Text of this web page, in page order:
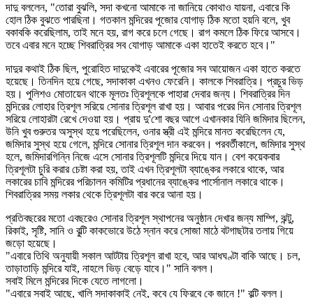
দাদু বললেন, "তোরা বুঝলি, সদা কখনো আমাকে না জানিয়ে কোথাও যায়না, এবারে কি
হোল ঠিক বুঝতে পারছিনা। গতকাল মন্দিরের পূজোর যোগাড় ঠিক মতো হয়নি বলে, খুব
বকাবকি করেছিলাম, তাই মনে হয়, রাগ করে চলে গেছে। রাগ কমলে ঠিক ফিরে আসবে।
তবে এবার মনে হচ্ছে শিবরাত্রির সব যোগাড় আমাকে একা হাতেই করতে হবে।"
দাদুর কথাই ঠিক ছিল, পুরোহিত দাদুকেই এবারের পূজোর সব আয়োজন একা হাতে করতে
হয়েছে। তিনদিন হয়ে গেছে, সদাকাকা এখনও ফেরেনি। কালকে শিবরাত্রি। প্রচুর ভিড়
হয়। পুলিশও মোতায়েন থাকে মূলতঃ ত্রিশূলকে পাহারা দেবার জন্য। শিবরাত্রির দিন
মন্দিরের লোহার ত্রিশূল সরিয়ে সোনার ত্রিশূল রাখা হয়। আবার পরের দিন সোনার ত্রিশূল
সরিয়ে লোহারটা রেখে দেওয়া হয়। প্রায় দু'শো বছর আগে এখানকার যিনি জমিদার ছিলেন,
উনি খুব গুরুতর অসুস্থ হয়ে পরেছিলেন, ওনার স্ত্রী এই মন্দিরে মানত করেছিলেন যে,
জমিদার সুস্থ হয়ে গেলে, মন্দিরে সোনার ত্রিশূল দান করবেন। পরবর্তীকালে, জমিদার সুস্থ
হলে, জমিদারগিন্নি নিজে এসে সোনার ত্রিশূলটি মন্দিরে দিয়ে যান। বেশ কয়েকবার
ত্রিশূলটা চুরি করার চেষ্টা করা হয়, তাই এখন ত্রিশূলটা ব্যাঙ্কের লকারে থাকে, আর
লকারের চাবি মন্দিরের পরিচালন কমিটির প্রধানের ব্যাঙ্কের পার্সোনাল লকারে থাকে।
শিবরাত্রির সময় লকার থেকে ত্রিশূলটা বার করে আনা হয়।
প্রতিবছরের মতো এবছরেও সোনার ত্রিশূল স্থাপনের অনুষ্ঠান দেখার জন্য মাম্পি, ঝন্টু,
রিকাই, সৃষ্টি, সানি ও বুল্টি কাকভোরে উঠে স্নান করে সোজা মাঠে বটগাছটার তলায় গিয়ে
জড়ো হয়েছে।
"এবারে তিথি অনুযায়ী সকাল আটটায় ত্রিশূল রাখা হবে, আর আধঘণ্টা বাকি আছে। চল,
তাড়াতাড়ি মন্দিরে যাই, নাহলে ভিড় বেড়ে যাবে।" সানি বলল।
সবাই মিলে মন্দিরের দিকে যেতে লাগলো।
"এবারে সবাই আছে, খালি সদাকাকাই নেই, কবে যে ফিরবে কে জানে !" বুল্টি বলল।